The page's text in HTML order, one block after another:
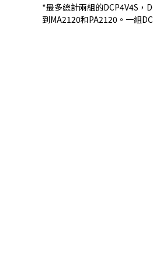
*最多總計兩組的DCP4V4S，
到MA2120和PA2120。一組